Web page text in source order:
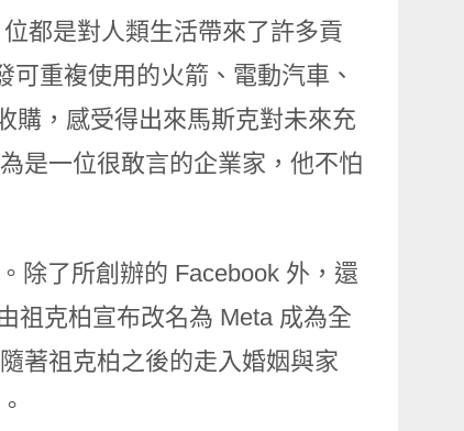
都是對人類生活帶來了許多貢
重複使用的火箭、電動汽車、
購，感受得出來馬斯克對未來充
是一位很敢言的企業家，他不怕
除了所創辦的 Facebook 外，還
祖克柏宣布改名為 Meta 成為全
著祖克柏之後的走入婚姻與家